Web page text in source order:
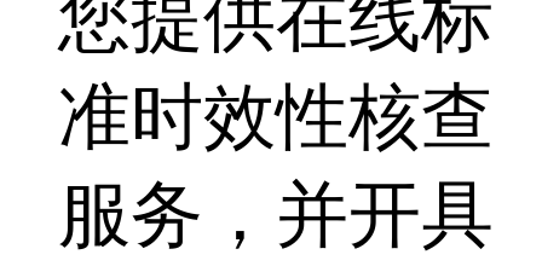
您提供在线标
准时效性核查
服务，并开具